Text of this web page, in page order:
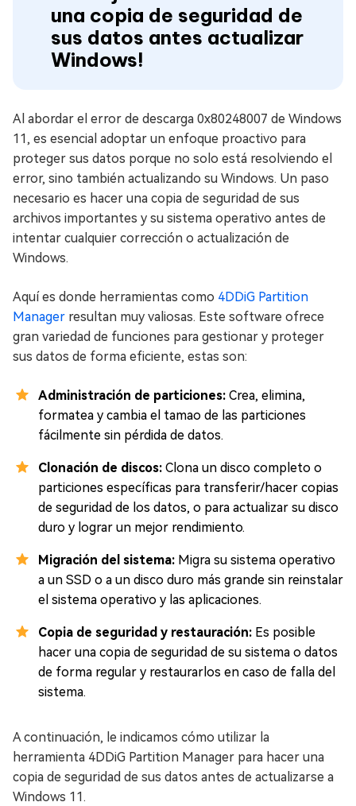
una copia de seguridad de
sus datos antes actualizar
Windows!
Al abordar el error de descarga 0x80248007 de Windows
11, es esencial adoptar un enfoque proactivo para
proteger sus datos porque no solo está resolviendo el
error, sino también actualizando su Windows. Un paso
necesario es hacer una copia de seguridad de sus
archivos importantes y su sistema operativo antes de
intentar cualquier corrección o actualización de
Windows.
Aquí es donde herramientas como 4DDiG Partition
Manager resultan muy valiosas. Este software ofrece
gran variedad de funciones para gestionar y proteger
sus datos de forma eficiente, estas son:
Administración de particiones: Crea, elimina,
formatea y cambia el tamao de las particiones
fácilmente sin pérdida de datos.
Clonación de discos: Clona un disco completo o
particiones específicas para transferir/hacer copias
de seguridad de los datos, o para actualizar su disco
duro y lograr un mejor rendimiento.
Migración del sistema: Migra su sistema operativo
a un SSD o a un disco duro más grande sin reinstalar
el sistema operativo y las aplicaciones.
Copia de seguridad y restauración: Es posible
hacer una copia de seguridad de su sistema o datos
de forma regular y restaurarlos en caso de falla del
sistema.
A continuación, le indicamos cómo utilizar la
herramienta 4DDiG Partition Manager para hacer una
copia de seguridad de sus datos antes de actualizarse a
Windows 11.